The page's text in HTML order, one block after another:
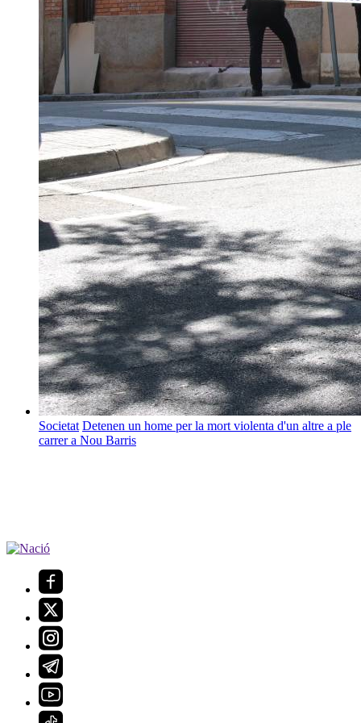
Societat Detenen un home per la mort violenta d'un altre a ple
carrer a Nou Barris